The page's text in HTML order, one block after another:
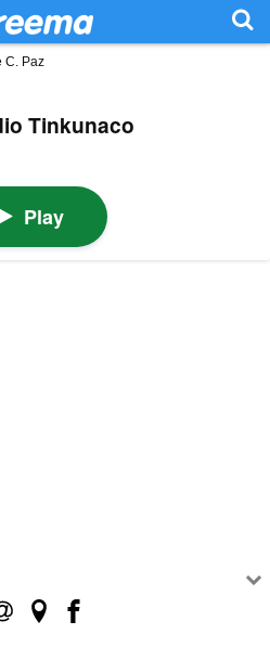
C. Paz
Tinkunaco
Play